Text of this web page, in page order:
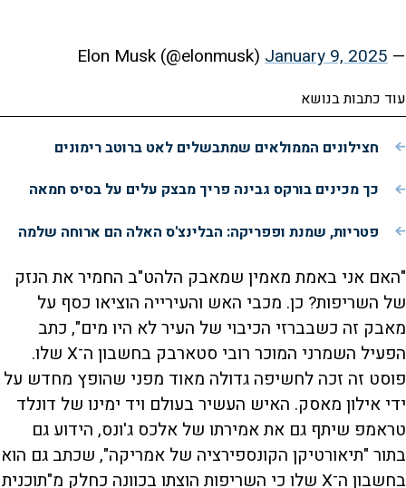
— Elon Musk (@elonmusk)
January 9, 2025
עוד כתבות בנושא
חצילונים הממולאים שמתבשלים לאט ברוטב רימונים
כך מכינים בורקס גבינה פריך מבצק עלים על בסיס חמאה
פטריות, שמנת ופפריקה: הבלינצ'ס האלה הם ארוחה שלמה
"האם אני באמת מאמין שמאבק הלהט"ב החמיר את הנזק
של השריפות? כן. מכבי האש והעירייה הוציאו כסף על
מאבק זה כשבברזי הכיבוי של העיר לא היו מים", כתב
הפעיל השמרני המוכר רובי סטארבק בחשבון ה־X שלו.
פוסט זה זכה לחשיפה גדולה מאוד מפני שהופץ מחדש על
ידי אילון מאסק. האיש העשיר בעולם ויד ימינו של דונלד
טראמפ שיתף גם את אמירתו של אלכס ג'ונס, הידוע גם
בתור "תיאורטיקן הקונספירציה של אמריקה", שכתב גם הוא
בחשבון ה־X שלו כי השריפות הוצתו בכוונה כחלק מ"תוכנית